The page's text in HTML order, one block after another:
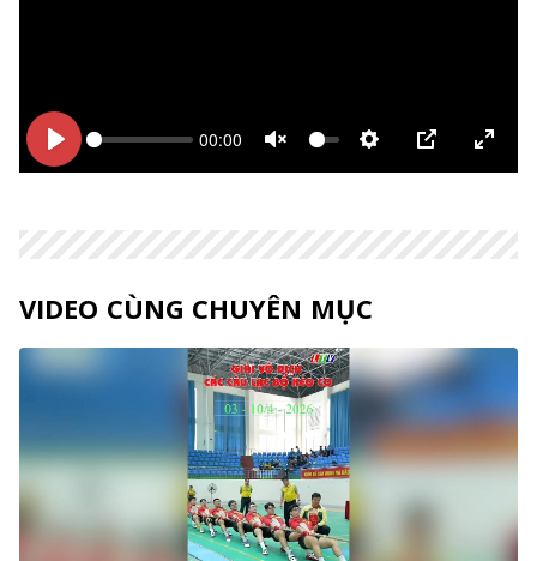
Bắt
00:00
Unmute Thiết PIP
Enter
Bắt
VIDEO CÙNG CHUYÊN MỤC